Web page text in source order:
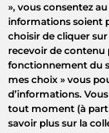
», vous consentez
informations soient
choisir de cliquer sur
recevoir de contenu
fonctionnement du
mes choix » vous
d’informations.
tout moment (à
savoir plus sur la